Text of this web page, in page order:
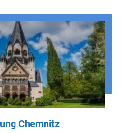
Chemnitz